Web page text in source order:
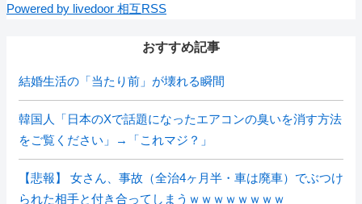
Powered by livedoor 相互RSS
おすすめ記事
結婚生活の「当たり前」が壊れる瞬間
韓国人「日本のXで話題になったエアコンの臭いを消す方法
をご覧ください」→「これマジ？」
【悲報】 女さん、事故（全治4ヶ月半・車は廃車）でぶつけ
られた相手と付き合ってしまうｗｗｗｗｗｗｗｗ